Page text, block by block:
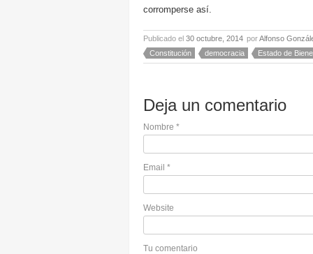
corromperse así.
Publicado el 30 octubre, 2014 porAlfonso
Constitución
democracia Estado de
Deja un comentario
Nombre *
Email *
Website
Tu comentario